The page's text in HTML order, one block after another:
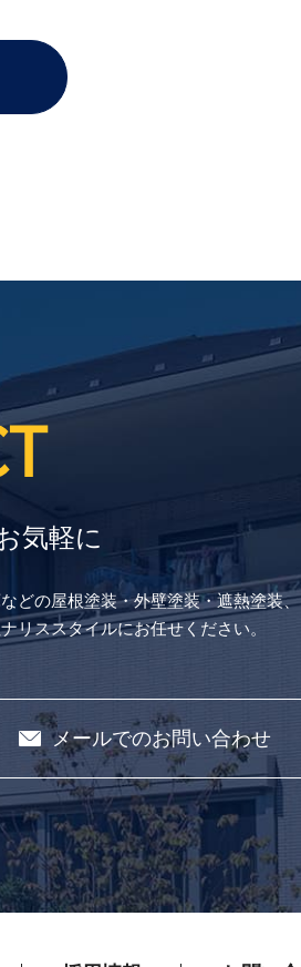
気軽に
どの屋根塗装・外壁塗装・遮熱塗装、
リススタイルにお任せください。
メールでのお問い合わせ